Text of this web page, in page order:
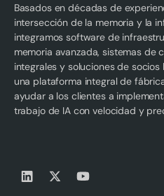
Basados en décadas de
intersección de la memoria y la
integramos software de
memoria avanzada, sistemas de
integrales y soluciones de
una plataforma integral de
ayudar a los clientes a
trabajo de IA con velocidad y